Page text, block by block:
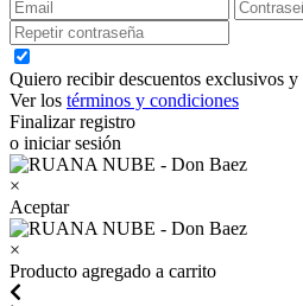
Quiero recibir descuentos exclusivos y
Ver los términos y condiciones
Finalizar registro
o iniciar sesión
×
Aceptar
×
Producto agregado a carrito